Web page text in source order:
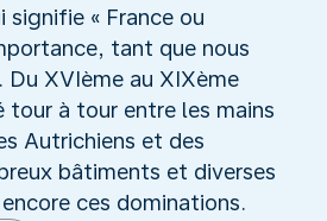
signifie « France ou
tant que nous
Du XVIème au XIXème
tour à tour entre les mains
Autrichiens et des
bâtiments et diverses
ces dominations.